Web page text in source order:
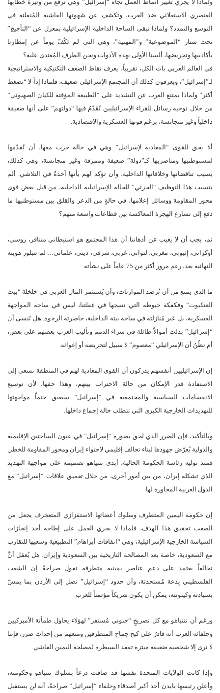
ولماذا لا يجري تغيير أنماط العمل تجاه “إسرائيل” وهي ترفع من وتيرة خطابها
العنصري الاستعلائي ضد العرب، وتكشف عن شهوتها الفاشية المُنفلتة في
التوسع والتمدد؟ ولماذا تبقى الساحة الداخلية الإسرائيلية بمعزل عن “التأجيج”
تحت ستار “الموضوعية” و”المهنية”، وهي التي لم تَكُفّ يوماً عن إمطارنا
بأكاذيبها وتحريضها، ألسنا الأولى بهذه الأدوات ونحن الطرف المُعتدى عليه؟
في العالم العربي بات الكل، تقريباً، يعرف نقاط الضعف التكتيكية والاستراتيجية
لـ”إسرائيل”، ويعرفون كذلك أن المجتمع الإسرائيلي ضعيف، فلماذا إذاً لا “نضغط
أكثر” ولماذا يمتنع العرب عن التشديد على “الطبيعة المؤقتة للكيان الصهيوني”
من خلال توجيه رسائل للقراء الإسرائيليين تُقَدّمُ فيها “دولتهم” على أنها ضعيفة
داخلياً وغير متجانسة، برغم قوتها العسكرية والاقتصادية.
ألا يحق للقوى “المعادية لإسرائيل” وهي في حالة حرب معها، أن تُقدّمها
لمستوطنيها ومناصريها كـ”دولة” ضعيفة وممزقة وغير متجانسة، وهي كذلك،
بسبب تناقضاتها وخلافاتها الداخلية، وأن تؤكد لهم بأنها آخذةٌ في التلاشي. ألم
يتسبب هذا التوظيف “الجزئي” للحالة الإسرائيلية الداخلية، من قبل بعض قوى
محور المقاومة ووسائل إعلامها، في حالةٍ من الذعر والقلق بين مستوطنيها ما
دفع إلى تسارع الهجرة المعاكسة بين قطاعات واسعة منهم؟
ثم، يجب أن لا يغيب عن أذهاننا أن هذا المجتمع هو استيطاني متنافر، روسي،
أوكراني، إثيوبي، مغربي، لتواني، غربي، شرقي، ديني، علماني… لم تتبلور هويته
النهائية بعد، رغم مرور أكثر من 75 عاماً على نشأته.
ما الذي يمنع من أن تُرصد الموازنات، وأن يُستثمر المال العربي في خلخلة “بيت
العنكبوت” وفكفكة خيوطه التي نسجها في غفلتنا، ليس في ساحة المواجهة
العسكرية، بل عَبر مُنازلته في ساحة بيته الداخلية، خاصرته الرخوة. هل نَنسى أن
“إسرائيل” بذلت أموالاً طائلة في شراء الذمم وتأليب العرب بعضهم على بعض،
أم نظُنُ أن الإسرائيلي “معصوم” لا سبيل لتحريضه أو إغوائه.
إن الإسرائيليين أنفسهم يدركون أن القوى المعادية لهم في المنطقة تسعى إلى
الاستفادة قدر الإمكان من حالة الاحتراب بينهم، وهذا حقها، لأن توسيع
الانقسامات السياسية والمجتمعية في “إسرائيل” سيعيق حتماً مواجهتها
للتهديدات الخارجية الكبرى التي تتطلب حالة إجماع داخلها.
وبالتأكيد، فإن الضرر الذي لحق بصورة “إسرائيل” في عيون الساحتين الإقليمية
والدولية يُعرّض جهودها لبناء تحالف إقليمي لاحتواء إيران ومحور المقاومة للخطر.
فمنذ توليه رئاسة الحكومة الحالية، أبدى نتنياهو تصميمه على مواجهة التهديد
الذي تشكله إيران، من بين أمور أخرى، من خلال تعميق علاقات “إسرائيل” مع
الدول العربية المجاورة لها.
إن حكومة اليمين المتطرف وسلوك أعضائها الاستفزازي المتعجرف يجعل من
الصعب تحقيق هذا الهدف، فلماذا لا يجري العمل على إطاحة أحد إنجازات
السياسة الخارجية الإسرائيلية، وهي “اتفاقات أبراهام” التطبيعية وسعيها للتقارب
مع السعودية، خاصة بعد المصالحة التاريخية بين السعودية وإيران. هل يُعقل أنَّ
تحالفاً يعتمد على دعم عناصر يمينية متطرفة تقول صراحةً إن الشعب
الفلسطيني بِدعة مُستحدثة، وأن حدود “إسرائيل” تصل إلى الأردن بما يمسّ
بسيادته وكينونته، يمكن أن يكون شريكاً مؤتمناً للعرب.
ورغم أن نتنياهو مع كل تصريحٍ “جنوني مُستفز” لهؤلاء يحاول طمأنة الأميركيين
وحلفائه العرب أنه قادرٌ على كبح جماح المتطرفين ومنعهم من إحداث ضرر، فإننا
لا نرى إلا شخصية ضعيفة مبتزة تفقد السيطرة لمصلحة اليمين الفاشي.
وإذا كانت الولايات المتحدة نفسها قد ضاقت ذرعاً بسلوك نتنياهو وحكومته،
وأعلن رئيسها بايدن أحد أكبر أصدقاء وحلفاء “إسرائيل” صراحةً، أنه لن يستقبل